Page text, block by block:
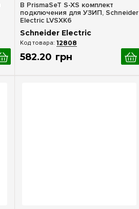
В PrismaSeT S-XS комплект
подключения для УЗИП, Schneider
Electric LVSXK6
Schneider Electric
12808
582.20 грн